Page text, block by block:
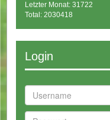
Letzter Monat: 31722
Total: 2030418
Login